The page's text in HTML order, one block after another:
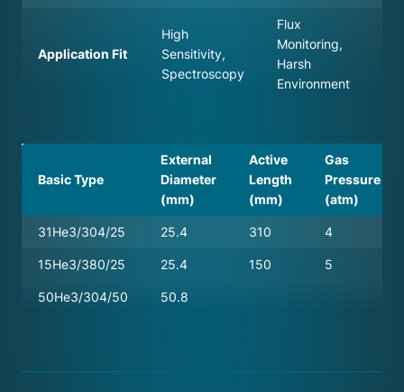
Application Fit
High
Sensitivity,
Spectroscopy
Flux
Monitoring,
Harsh
Environment
Basic Type
External
Diameter
(mm)
Active
Length
(mm)
Gas
Pressure
(atm)
31He3/304/25 25.4 310 4
15He3/380/25 25.4 150 5
50He3/304/50 50.8